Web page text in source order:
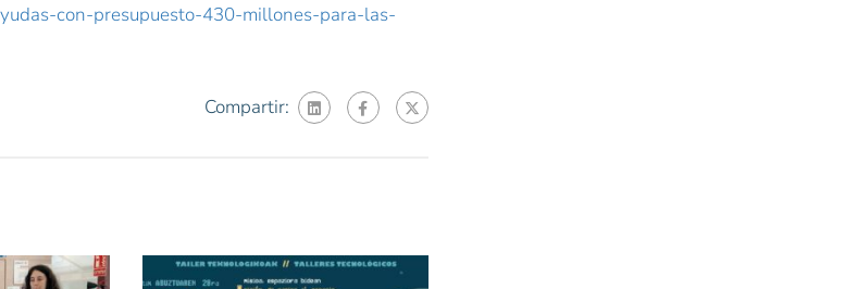
con-presupuesto-430-millones-para-las-
Compartir: